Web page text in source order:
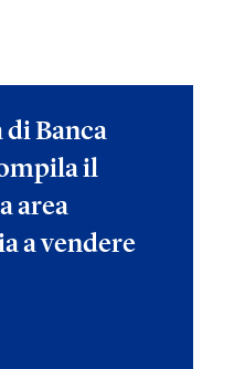
di Banca
il
area
a vendere